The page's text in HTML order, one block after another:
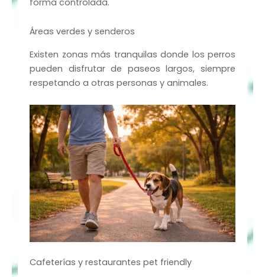
Áreas verdes y senderos
Existen zonas más tranquilas donde los perros
pueden disfrutar de paseos largos, siempre
respetando a otras personas y animales.
Cafeterías y restaurantes pet friendly